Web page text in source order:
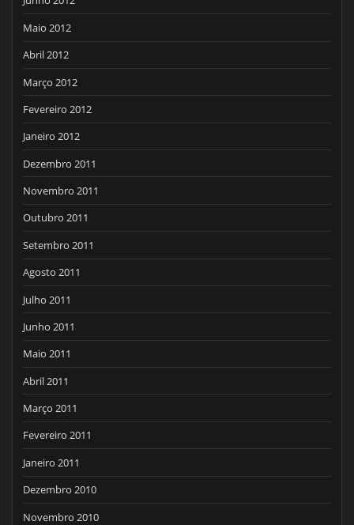
Maio 2012
Abril 2012
Março 2012
Fevereiro 2012
Janeiro 2012
Dezembro 2011
Novembro 2011
Outubro 2011
Setembro 2011
Agosto 2011
Julho 2011
Junho 2011
Maio 2011
Abril 2011
Março 2011
Fevereiro 2011
Janeiro 2011
Dezembro 2010
Novembro 2010